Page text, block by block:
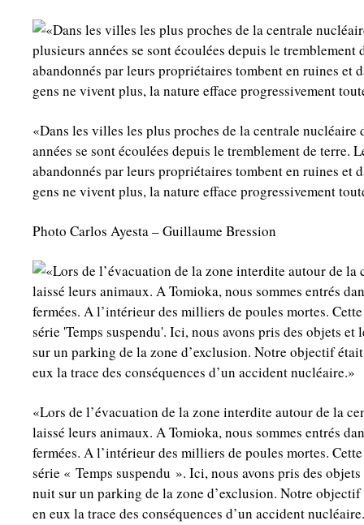
«Dans les villes les plus proches de la centrale
années se sont écoulées depuis le tremblement de terre.
abandonnés par leurs propriétaires tombent en ruines et
gens ne vivent plus, la nature efface progressivement
Photo Carlos Ayesta – Guillaume Bression
«Lors de l’évacuation de la zone interdite autour de la
laissé leurs animaux. A Tomioka, nous sommes entrés
fermées. A l’intérieur des milliers de poules mortes.
série « Temps suspendu ». Ici, nous avons pris des
nuit sur un parking de la zone d’exclusion. Notre
en eux la trace des conséquences d’un accident